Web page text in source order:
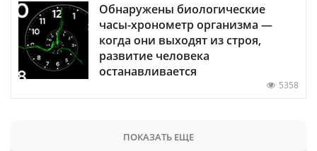
Обнаружены биологические
часы-хронометр организма —
когда они выходят из строя,
развитие человека
останавливается
5358
ПОКАЗАТЬ ЕЩЕ